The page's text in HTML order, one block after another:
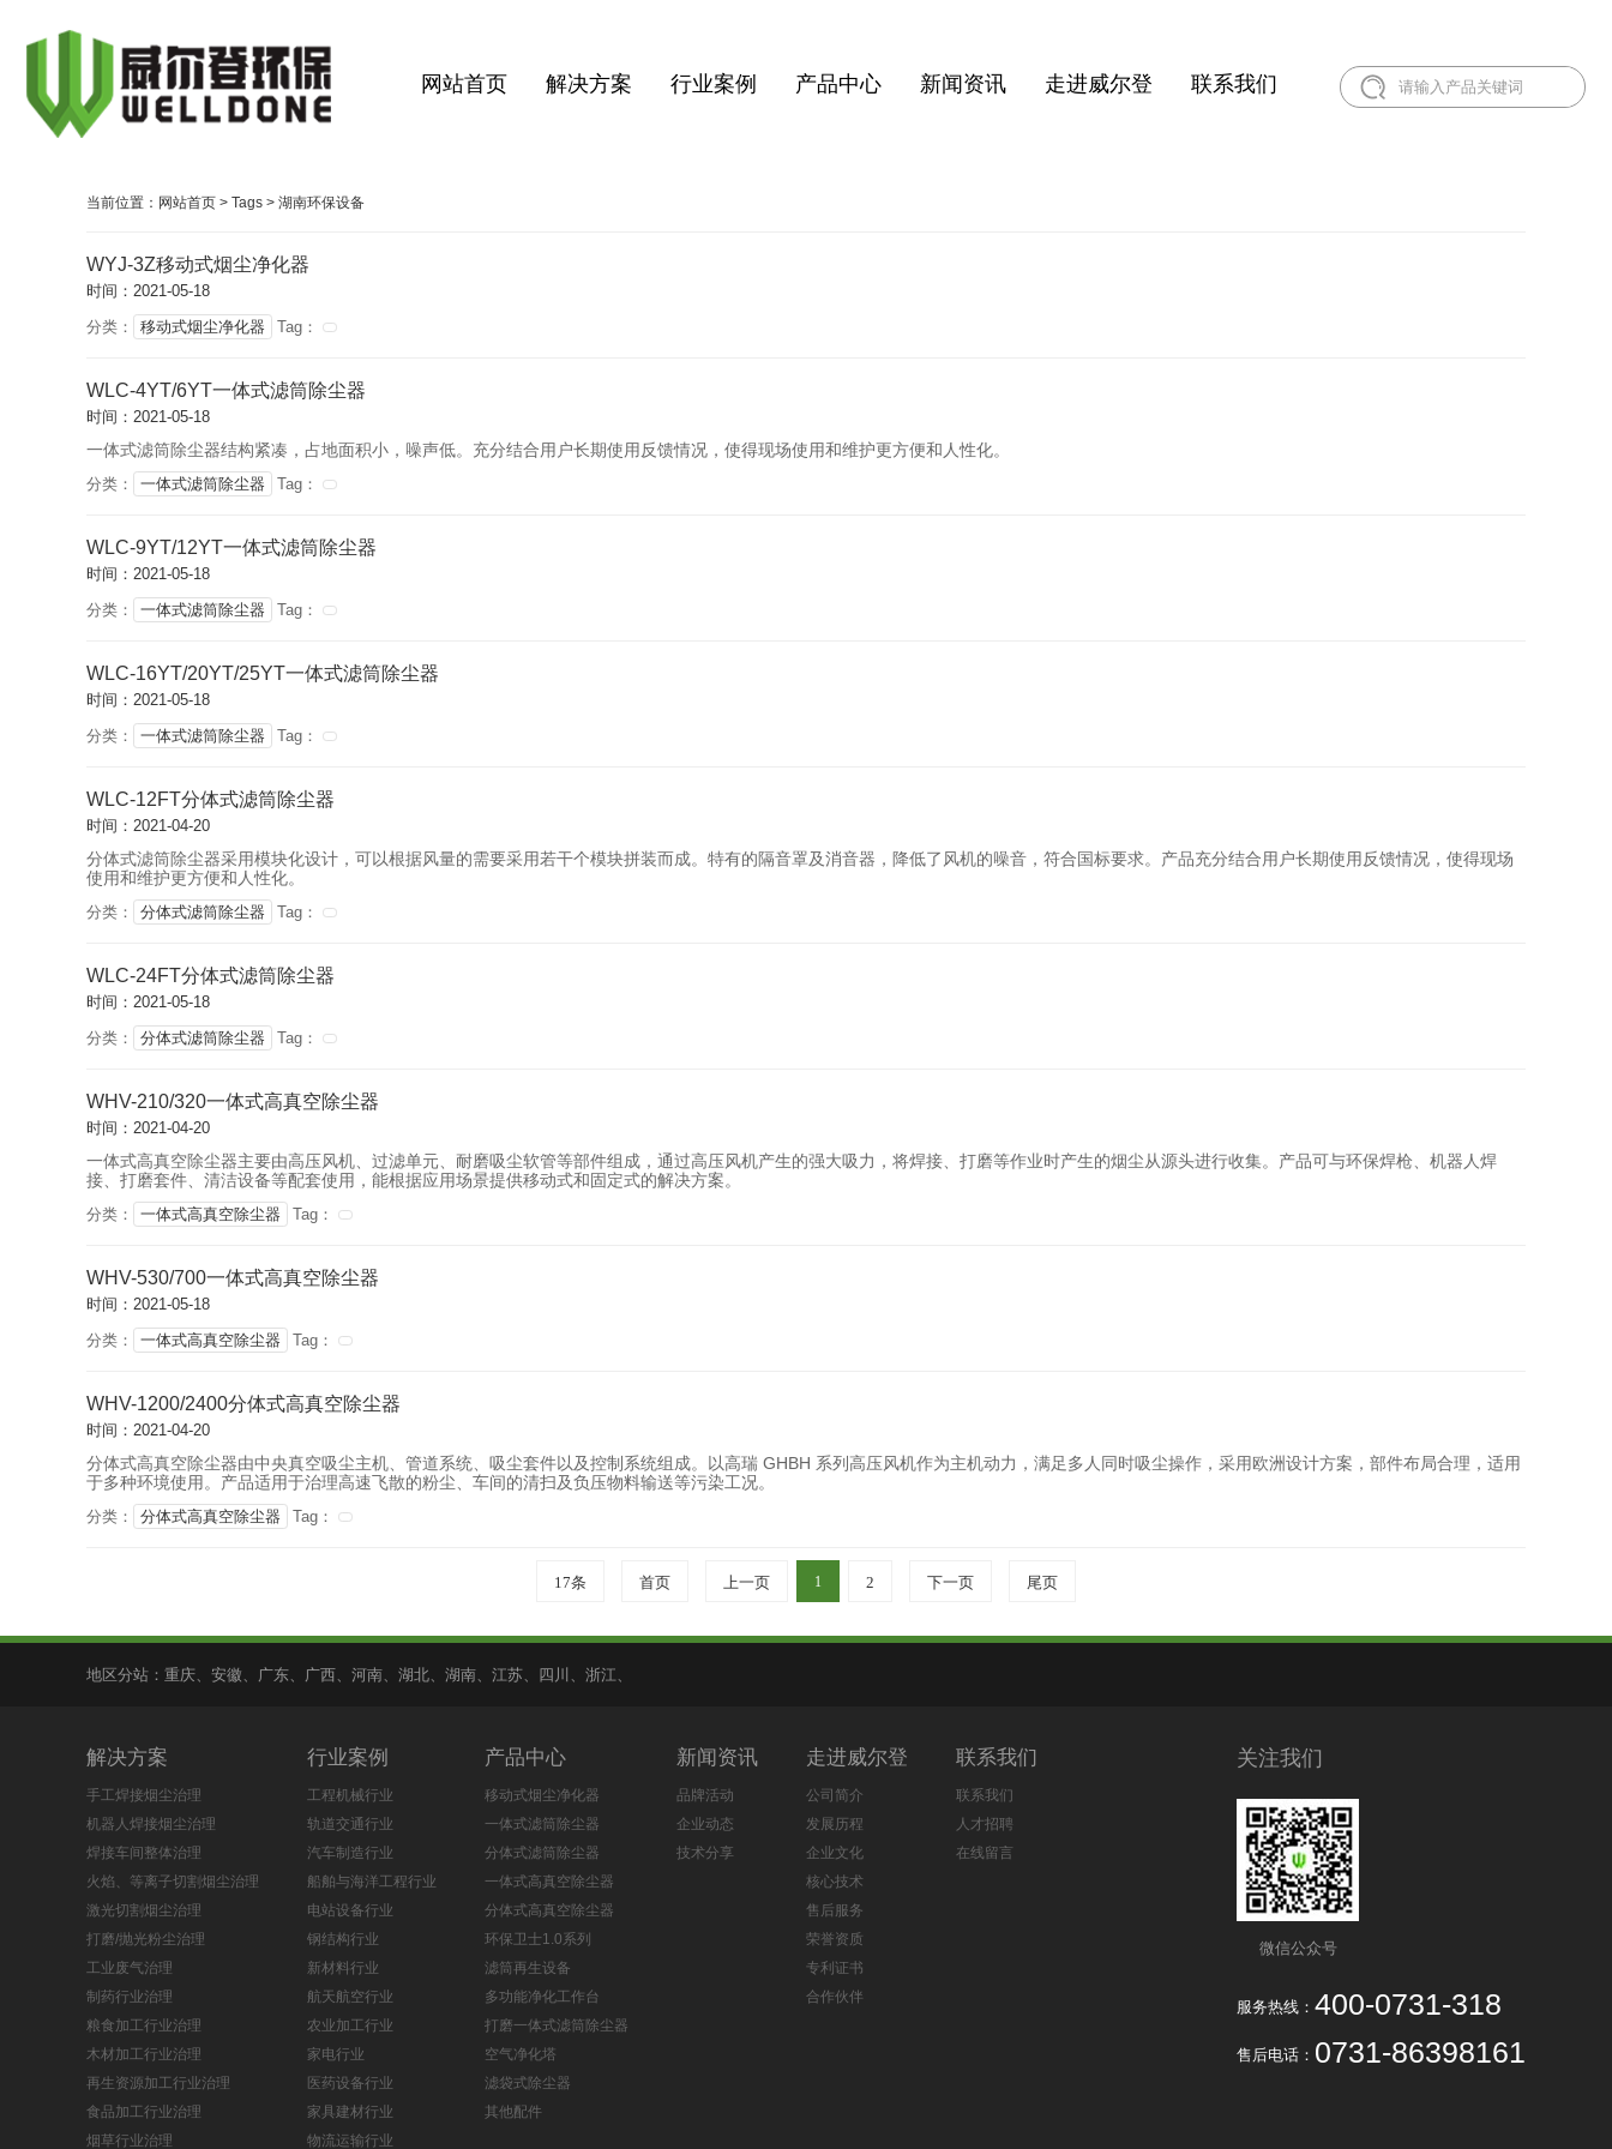
网站首页 解决方案 行业案例 产品中心 新闻资讯 走进威尔登 联系我们
当前位置： 网站首页 > Tags > 湖南环保设备
WYJ-3Z移动式烟尘净化器
时间：2021-05-18
分类：
移动式烟尘净化器 Tag：
WLC-4YT/6YT一体式滤筒除尘器
时间：2021-05-18
一体式滤筒除尘器结构紧凑，占地面积小，噪声低。充分结合用户长期使用反馈情况，使得现场使用和维护更方便和人性化。
分类： 一体式滤筒除尘器 Tag：
WLC-9YT/12YT一体式滤筒除尘器
时间：2021-05-18
分类：
一体式滤筒除尘器 Tag：
WLC-16YT/20YT/25YT一体式滤筒除尘器
时间：2021-05-18
分类：
一体式滤筒除尘器 Tag：
WLC-12FT分体式滤筒除尘器
时间：2021-04-20
分体式滤筒除尘器采用模块化设计，可以根据风量的需要采用若干个模块拼装而成。特有的隔音罩及消音器，降低了风机的噪音，符合国标要求。产品充分结合用户长期使用反馈情况，使得现场
使用和维护更方便和人性化。
分类： 分体式滤筒除尘器 Tag：
WLC-24FT分体式滤筒除尘器
时间：2021-05-18
分类：
分体式滤筒除尘器 Tag：
WHV-210/320一体式高真空除尘器
时间：2021-04-20
一体式高真空除尘器主要由高压风机、过滤单元、耐磨吸尘软管等部件组成，通过高压风机产生的强大吸力，将焊接、打磨等作业时产生的烟尘从源头进行收集。产品可与环保焊枪、机器人焊
接、打磨套件、清洁设备等配套使用，能根据应用场景提供移动式和固定式的解决方案。
分类： 一体式高真空除尘器 Tag：
WHV-530/700一体式高真空除尘器
时间：2021-05-18
分类：
一体式高真空除尘器 Tag：
WHV-1200/2400分体式高真空除尘器
时间：2021-04-20
分体式高真空除尘器由中央真空吸尘主机、管道系统、吸尘套件以及控制系统组成。以高瑞 GHBH 系列高压风机作为主机动力，满足多人同时吸尘操作，采用欧洲设计方案，部件布局合理，适用
于多种环境使用。产品适用于治理高速飞散的粉尘、车间的清扫及负压物料输送等污染工况。
分类： 分体式高真空除尘器 Tag：
17条 首页 上一页 1 2 下一页 尾页
地区分站： 重庆、 安徽、 广东、 广西、 河南、 湖北、 湖南、 江苏、 四川 、 浙江、
解决方案
手工焊接烟尘治理
机器人焊接烟尘治理
焊接车间整体治理
火焰、等离子切割烟尘治理
激光切割烟尘治理
打磨/抛光粉尘治理
工业废气治理
制药行业治理
粮食加工行业治理
木材加工行业治理
再生资源加工行业治理
食品加工行业治理
烟草行业治理
行业案例
工程机械行业
轨道交通行业
汽车制造行业
船舶与海洋工程行业
电站设备行业
钢结构行业
新材料行业
航天航空行业
农业加工行业
家电行业
医药设备行业
家具建材行业
物流运输行业
产品中心
移动式烟尘净化器
一体式滤筒除尘器
分体式滤筒除尘器
一体式高真空除尘器
分体式高真空除尘器
环保卫士1.0系列
滤筒再生设备
多功能净化工作台
打磨一体式滤筒除尘器
空气净化塔
滤袋式除尘器
其他配件
新闻资讯
品牌活动
企业动态
技术分享
走进威尔登
公司简介
发展历程
企业文化
核心技术
售后服务
荣誉资质
专利证书
合作伙伴
联系我们
联系我们
人才招聘
在线留言
关注我们
微信公众号
服务热线： 400-0731-318
售后电话： 0731-86398161